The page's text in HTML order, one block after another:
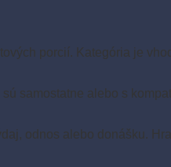
porcií. Kategória je
samostatne alebo s
odnos alebo donášku.